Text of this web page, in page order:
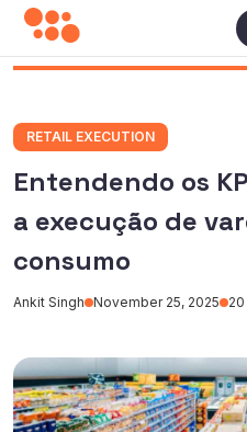
RETAIL EXECUTION
Entendendo os
a execução de
consumo
Ankit Singh November 25, 2025 20